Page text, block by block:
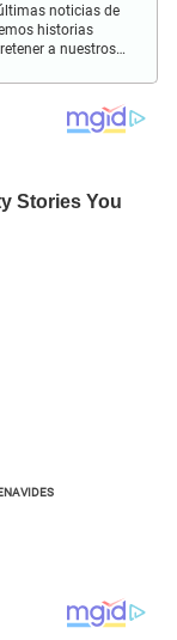
noticias de
historias
a nuestros